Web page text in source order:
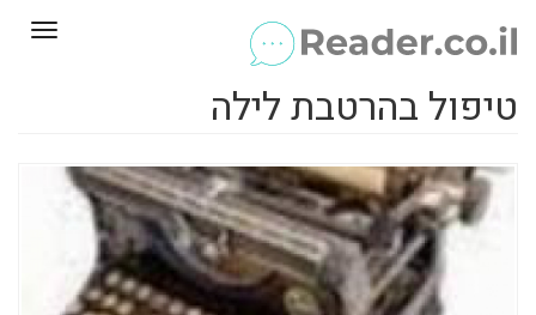
טיפול בהרטבת לילה